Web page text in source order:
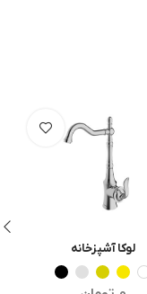
انتخاب گزینه ها
لوکا آشپزخانه